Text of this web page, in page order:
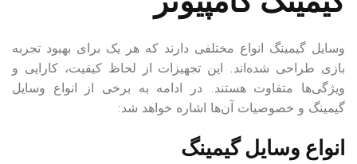
وسایل گیمینگ انواع مختلفی دارند که هر یک برای بهبود تجربه
بازی طراحی شده‌اند. این تجهیزات از لحاظ کیفیت، کارایی و
ویژگی‌ها متفاوت هستند. در ادامه به برخی از انواع وسایل
گیمینگ و خصوصیات آن‌ها اشاره خواهد شد:
انواع وسایل گیمینگ